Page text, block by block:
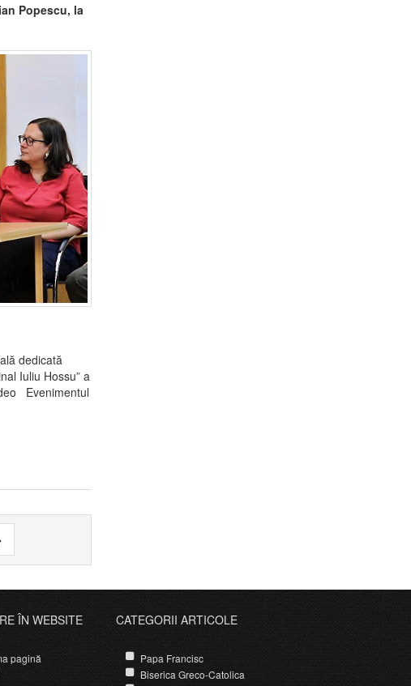
Popescu, la
dedicată
Iuliu Hossu” a
Evenimentul
ÎN WEBSITE
pagină
CATEGORII ARTICOLE
Papa Francisc
Biserica Greco-Catolica